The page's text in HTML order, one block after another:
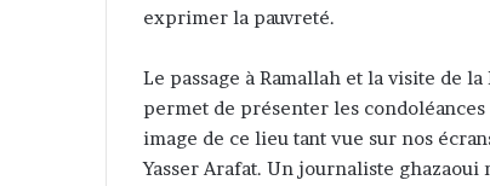
exprimer la pauvreté.
Le passage à Ramallah et la visite de
permet de présenter les
image de ce lieu tant vue sur nos
Yasser Arafat. Un journaliste ghazaoui